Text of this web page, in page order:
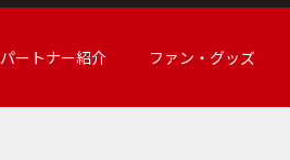
パートナー紹介 ファン・グッズ